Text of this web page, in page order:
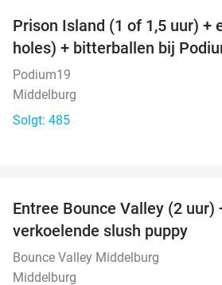
Prison Island (1 of 1,5 uur) +
holes) + bitterballen bij
Podium19
Middelburg
Solgt: 485
Entree Bounce Valley (2 uur)
verkoelende slush puppy
Bounce Valley Middelburg
Middelburg